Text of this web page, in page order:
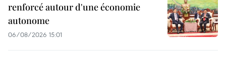
renforcé autour d'une économie
autonome
06/08/2026 15:01